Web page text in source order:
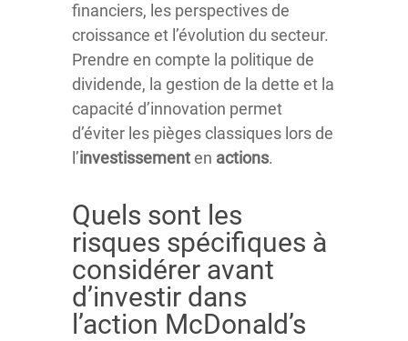
financiers, les perspectives de
croissance et l’évolution du secteur.
Prendre en compte la politique de
dividende, la gestion de la dette et la
capacité d’innovation permet
d’éviter les pièges classiques lors de
l’investissementen actions.
Quels sont les
risques spécifiques à
considérer avant
d’investir dans
l’action McDonald’s